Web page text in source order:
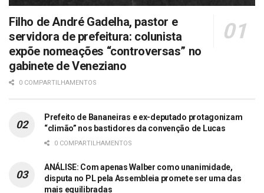
Filho de André Gadelha, pastor e
servidora de prefeitura: colunista
expõe nomeações “controversas” no
gabinete de Veneziano
0 COMPARTILHAMENTOS
Prefeito de Bananeiras e ex-deputado protagonizam
“climão” nos bastidores da convenção de Lucas
0 COMPARTILHAMENTOS
ANÁLISE: Com apenas Walber como unanimidade,
disputa no PL pela Assembleia promete ser uma das
mais equilibradas